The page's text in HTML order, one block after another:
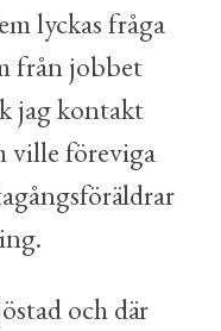
lyckas fråga
från jobbet
jag kontakt
ville föreviga
och där